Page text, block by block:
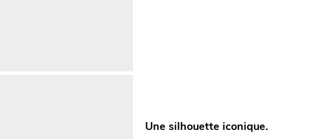
Une silhouette iconique.